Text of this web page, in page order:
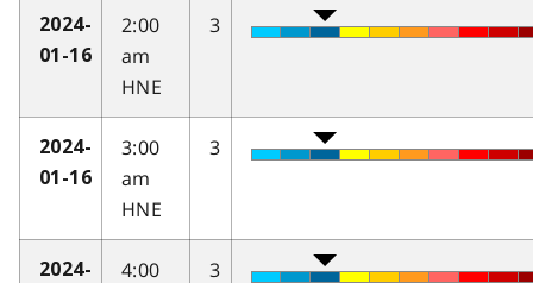
2024-
01-16
2:00
am
HNE
3
2024-
01-16
3:00
am
HNE
3
2024-
4:00
3